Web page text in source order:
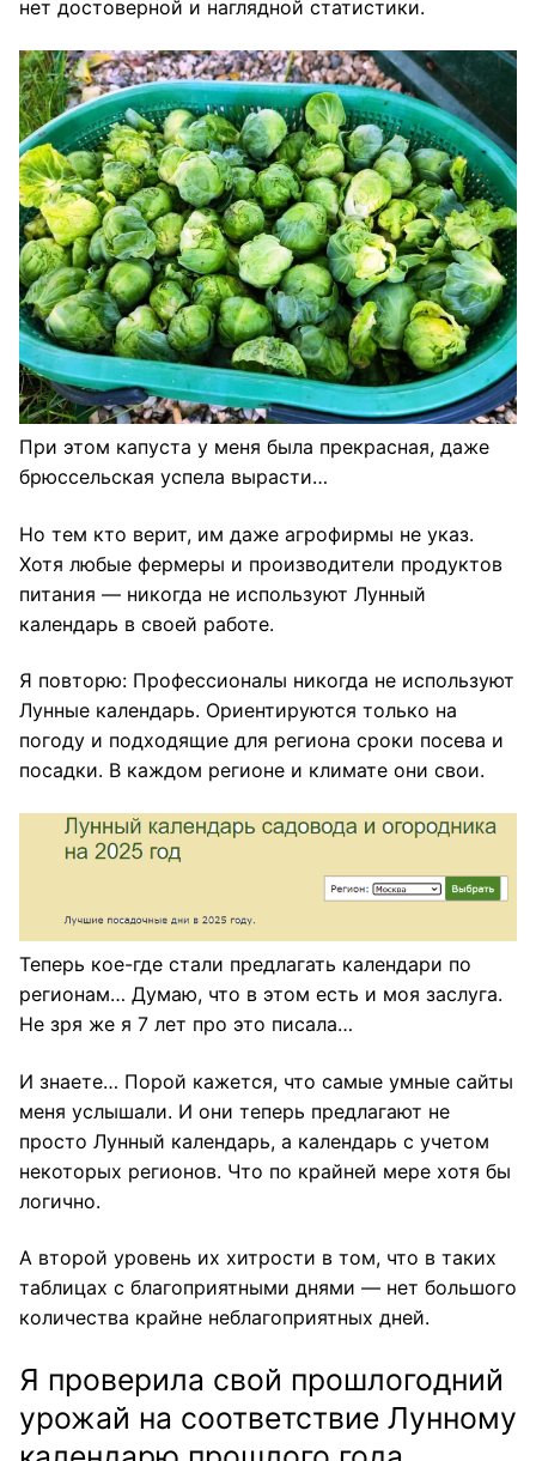
нет достоверной и наглядной статистики.
При этом капуста у меня была прекрасная, даже
брюссельская успела вырасти…
Но тем кто верит, им даже агрофирмы не указ.
Хотя любые фермеры и производители продуктов
питания — никогда не используют Лунный
календарь в своей работе.
Я повторю: Профессионалы никогда не используют
Лунные календарь. Ориентируются только на
погоду и подходящие для региона сроки посева и
посадки. В каждом регионе и климате они свои.
Теперь кое-где стали предлагать календари по
регионам… Думаю, что в этом есть и моя заслуга.
Не зря же я 7 лет про это писала…
И знаете… Порой кажется, что самые умные сайты
меня услышали. И они теперь предлагают не
просто Лунный календарь, а календарь с учетом
некоторых регионов. Что по крайней мере хотя бы
логично.
А второй уровень их хитрости в том, что в таких
таблицах с благоприятными днями — нет большого
количества крайне неблагоприятных дней.
Я проверила свой прошлогодний
урожай на соответствие Лунному